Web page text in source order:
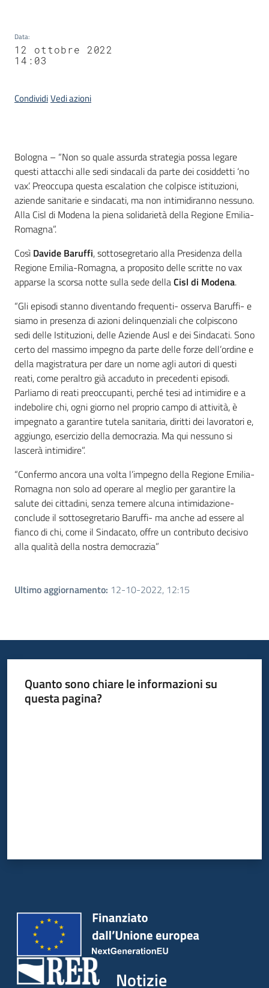
Data:
12 ottobre 2022
14:03
CondividiVedi azioni
Contenuto
Bologna – “Non so quale assurda strategia possa legare
questi attacchi alle sedi sindacali da parte dei cosiddetti ‘no
vax’. Preoccupa questa escalation che colpisce istituzioni,
aziende sanitarie e sindacati, ma non intimidiranno nessuno.
Alla Cisl di Modena la piena solidarietà della Regione Emilia-
Romagna”.
Così Davide Baruffi, sottosegretario alla Presidenza della
Regione Emilia-Romagna, a proposito delle scritte no vax
apparse la scorsa notte sulla sede dellaCisl di Modena.
“Gli episodi stanno diventando frequenti- osserva Baruffi- e
siamo in presenza di azioni delinquenziali che colpiscono
sedi delle Istituzioni, delle Aziende Ausl e dei Sindacati. Sono
certo del massimo impegno da parte delle forze dell’ordine e
della magistratura per dare un nome agli autori di questi
reati, come peraltro già accaduto in precedenti episodi.
Parliamo di reati preoccupanti, perché tesi ad intimidire e a
indebolire chi, ogni giorno nel proprio campo di attività, è
impegnato a garantire tutela sanitaria, diritti dei lavoratori e,
aggiungo, esercizio della democrazia. Ma qui nessuno si
lascerà intimidire”.
“Confermo ancora una volta l’impegno della Regione Emilia-
Romagna non solo ad operare al meglio per garantire la
salute dei cittadini, senza temere alcuna intimidazione-
conclude il sottosegretario Baruffi- ma anche ad essere al
fianco di chi, come il Sindacato, offre un contributo decisivo
alla qualità della nostra democrazia”
Ultimo aggiornamento: 12-10-2022, 12:15
Quanto sono chiare le informazioni su
questa pagina?
Notizie